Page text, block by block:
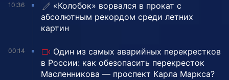
10:36
«Колобок» ворвался в прокат с
абсолютным рекордом среди летних
картин
00:14
Один из самых аварийных перекрестков
в России: как обезопасить перекресток
Масленникова — проспект Карла Маркса?